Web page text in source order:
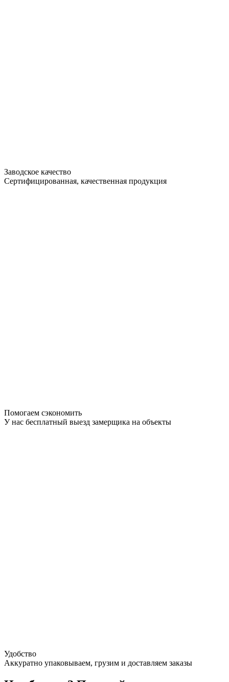
Заводское качество
Сертифицированная, качественная продукция
Помогаем сэкономить
У нас бесплатный выезд замерщика на объекты
Удобство
Аккуратно упаковываем, грузим и доставляем заказы